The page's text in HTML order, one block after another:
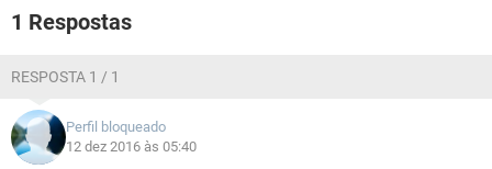
1 Respostas
RESPOSTA 1 / 1
Perfil bloqueado
12 dez 2016 às 05:40